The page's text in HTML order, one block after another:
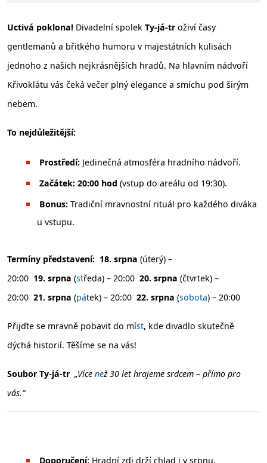
Uctivá poklona! Divadelní spolek Ty-já-tr oživí časy
gentlemanů a břitkého humoru v majestátních kulisách
jednoho z našich nejkrásnějších hradů. Na hlavním nádvoří
Křivoklátu vás čeká večer plný elegance a smíchu pod širým
nebem.
To nejdůležitější:
Prostředí: Jedinečná atmosféra hradního nádvoří.
Začátek: 20:00 hod (vstup do areálu od 19:30).
Bonus: Tradiční mravnostní rituál pro každého diváka
u vstupu.
Termíny představení: 18. srpna (úterý) –
20:00 19. srpna (středa) – 20:00 20. srpna (čtvrtek) –
20:00 21. srpna (pátek) – 20:00 22. srpna (sobota) – 20:00
Přijďte se mravně pobavit do míst, kde divadlo skutečně
dýchá historií. Těšíme se na vás!
Soubor Ty-já-tr „Více než 30 let hrajeme srdcem – přímo pro
vás.“
Doporučení: Hradní zdi drží chlad i v srpnu.